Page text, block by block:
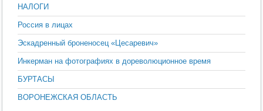
НАЛОГИ
Россия в лицах
Эскадренный броненосец «Цесаревич»
Инкерман на фотографиях в дореволюционное время
БУРТАСЫ
ВОРОНЕЖСКАЯ ОБЛАСТЬ